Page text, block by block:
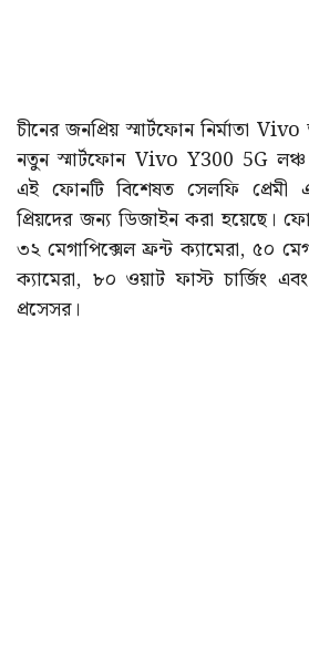
চীনের জনপ্রিয় স্মার্টফোন নির্মাতা
নতুন স্মার্টফোন Vivo Y300 5G লঞ্চ
এই ফোনটি বিশেষত সেলফি প্রেমী
প্রিয়দের জন্য ডিজাইন করা হয়েছে।
৩২ মেগাপিক্সেল ফ্রন্ট ক্যামেরা, ৫০
ক্যামেরা, ৮০ ওয়াট ফাস্ট চার্জিং
প্রসেসর।